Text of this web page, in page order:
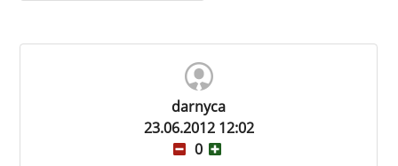
darnyca
23.06.2012 12:02
0